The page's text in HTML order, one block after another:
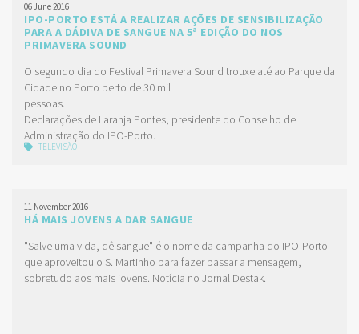
06 June 2016
IPO-PORTO ESTÁ A REALIZAR AÇÕES DE SENSIBILIZAÇÃO
PARA A DÁDIVA DE SANGUE NA 5ª EDIÇÃO DO NOS
PRIMAVERA SOUND
O segundo dia do Festival Primavera Sound trouxe até ao Parque da
Cidade no Porto perto de 30 mil
pessoas.
Declarações de Laranja Pontes, presidente do Conselho de
Administração do IPO-Porto.
TELEVISÃO
11 November 2016
HÁ MAIS JOVENS A DAR SANGUE
"Salve uma vida, dê sangue" é o nome da campanha do IPO-Porto
que aproveitou o S. Martinho para fazer passar a mensagem,
sobretudo aos mais jovens. Notícia no Jornal Destak.